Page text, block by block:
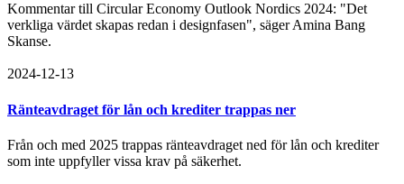
Kommentar till Circular Economy Outlook Nordics 2024: "Det
verkliga värdet skapas redan i designfasen", säger Amina Bang
Skanse.
2024-12-13
Ränteavdraget för lån och krediter trappas ner
Från och med 2025 trappas ränteavdraget ned för lån och krediter
som inte uppfyller vissa krav på säkerhet.